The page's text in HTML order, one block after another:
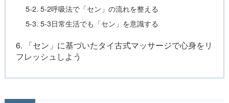
5-2. 5-2呼吸法で「セン」の流れを整える
5-3. 5-3日常生活でも「セン」を意識する
6. 「セン」に基づいたタイ古式マッサージで心身をリ
フレッシュしよう